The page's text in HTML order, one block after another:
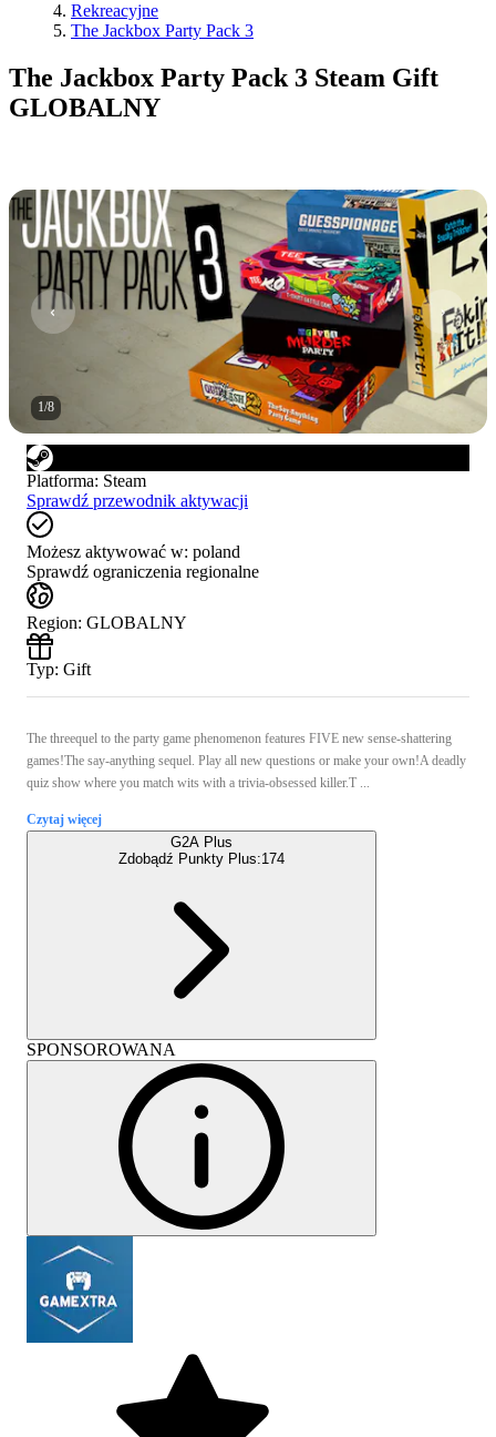
Rekreacyjne
The Jackbox Party Pack 3
The Jackbox Party Pack 3 Steam Gift
GLOBALNY
1/8
Platforma: Steam
Sprawdź przewodnik aktywacji
Możesz aktywować w: poland
Sprawdź ograniczenia regionalne
Region: GLOBALNY
Typ: Gift
The threequel to the party game phenomenon features FIVE new sense-shattering
games!The say-anything sequel. Play all new questions or make your own!A deadly
quiz show where you match wits with a trivia-obsessed killer.T ...
Czytaj więcej
G2A Plus
Zdobądź Punkty Plus:174
SPONSOROWANA